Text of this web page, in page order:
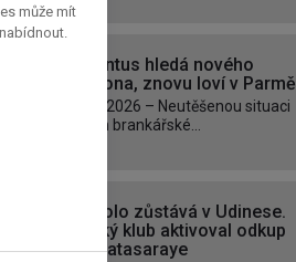
Juventus hledá nového
Buffona, znovu loví v Parmě
28. 7. 2026 – Neutěšenou situaci
kolem brankářské...
Zaniolo zůstává v Udinese.
Italský klub aktivoval odkup
z Galatasaraye
může mít